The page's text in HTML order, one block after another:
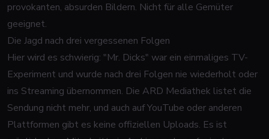
provokanten, absurden Bildern. Nicht für alle Gemüter
geeignet.
Die Jagd nach drei vergessenen Folgen
Hier wird es schwierig: "Mr. Dicks" war ein einmaliges TV-
Experiment und wurde nach drei Folgen nie wiederholt oder
ins Streaming übernommen. Die ARD Mediathek listet die
Sendung nicht mehr, und auch auf YouTube oder anderen
Plattformen gibt es keine offiziellen Uploads. Es ist